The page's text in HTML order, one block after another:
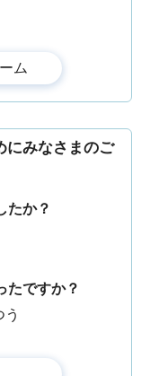
にみなさまのご
たか？
たですか？
う